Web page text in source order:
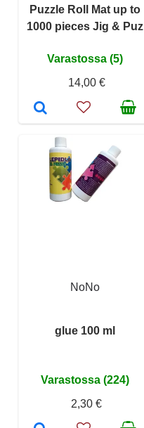
Puzzle Roll Mat up to
1000 pieces Jig & Puz
Varastossa (5)
14,00 €
NoNo
glue 100 ml
Varastossa (224)
2,30 €